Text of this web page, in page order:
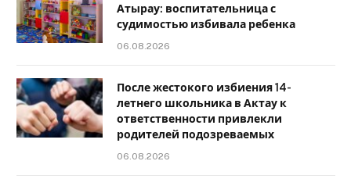
Атырау: воспитательница с
судимостью избивала ребенка
06.08.2026
После жестокого избиения 14-
летнего школьника в Актау к
ответственности привлекли
родителей подозреваемых
06.08.2026